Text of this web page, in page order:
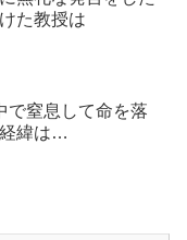
た教授は
で窒息して命を落
緯は…